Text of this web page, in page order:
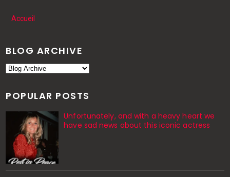
Accueil
BLOG ARCHIVE
POPULAR POSTS
Unfortunately, and with a heavy heart we
have sad news about this iconic actress